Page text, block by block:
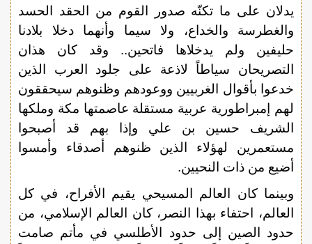
يدلان على ما تكنّه صدور القوم من الحقد الحسد
والغطرسة والخداع، ولا سيما وأنهما دخلا بلادنا
حليفين ولم يدخلاها فاتحين.. وقد كان هذان
التصريحان سياطاً لاذعة على جلود العرب الذين
خدعوا بأقوال الغربيين ووعودهم وظنوهم سيحققون
لهم إمبراطورية عربية مستقلة عاصمتها مكة وملكها
الشريف حسين بن علي وإذا بهم قد أصبحوا
مستعمرين لهؤلاء الذين ظنوهم أصدقاء وأمسوا
أضيع من ذات النحيين.
وبينما كان العالم المسيحي يقيم الأفراح، في كل
العالم، احتفاء بهذا النصر، كان العالم الإسلامي، من
حدود الصين إلى حدود الأطلسي في مأتم صامت